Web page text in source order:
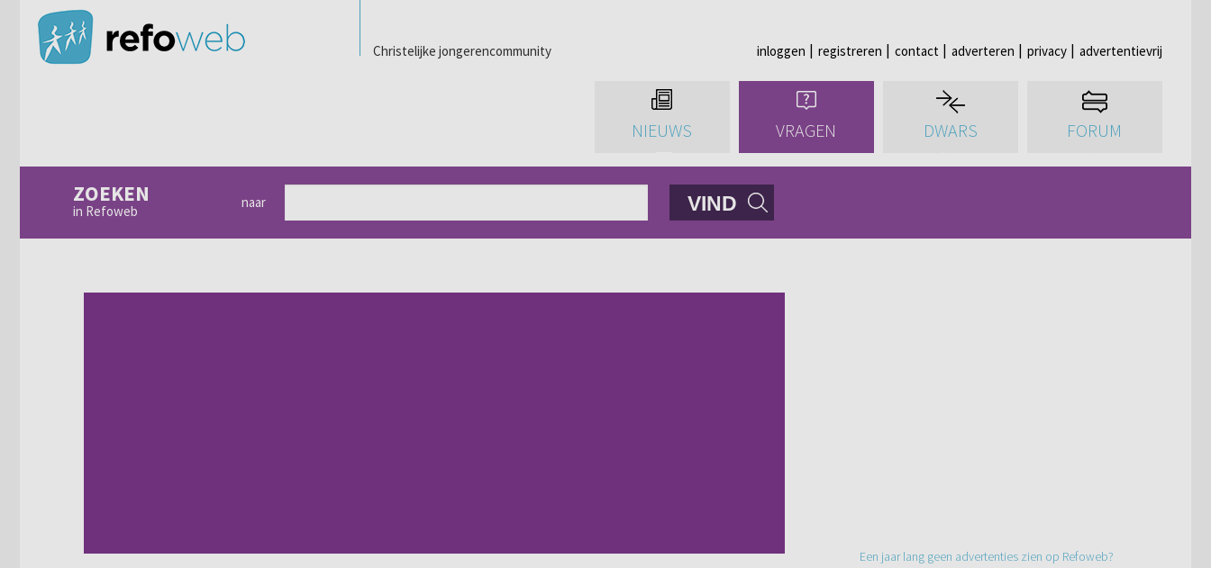
Christelijke jongerencommunity inloggen registreren contact adverteren privacy advertentievrij
NIEUWS VRAGEN DWARS FORUM
ZOEKEN
in Refoweb
naar VIND
Een jaar lang geen advertenties zien op Refoweb?